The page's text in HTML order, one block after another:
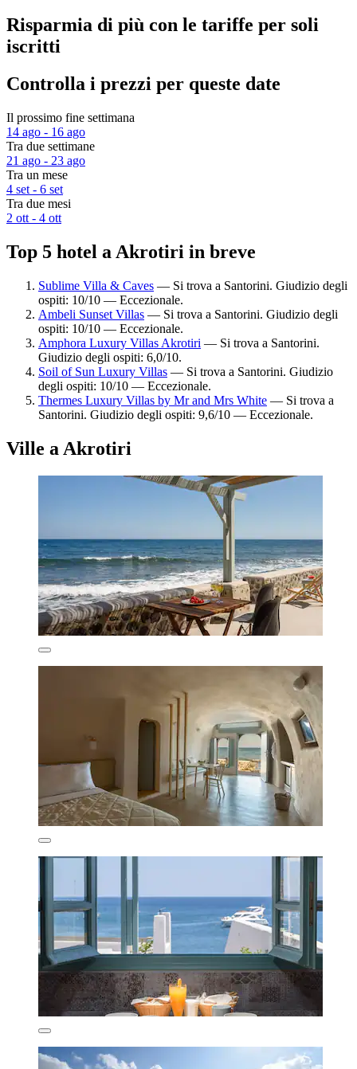
Risparmia di più con le tariffe per soli
iscritti
Controlla i prezzi per queste date
Il prossimo fine settimana
14 ago - 16 ago
Tra due settimane
21 ago - 23 ago
Tra un mese
4 set - 6 set
Tra due mesi
2 ott - 4 ott
Top 5 hotel a Akrotiri in breve
Sublime Villa & Caves — Si trova a Santorini. Giudizio degli
ospiti: 10/10 — Eccezionale.
Ambeli Sunset Villas — Si trova a Santorini. Giudizio degli
ospiti: 10/10 — Eccezionale.
Amphora Luxury Villas Akrotiri — Si trova a Santorini.
Giudizio degli ospiti: 6,0/10.
Soil of Sun Luxury Villas — Si trova a Santorini. Giudizio
degli ospiti: 10/10 — Eccezionale.
Thermes Luxury Villas by Mr and Mrs White — Si trova a
Santorini. Giudizio degli ospiti: 9,6/10 — Eccezionale.
Ville a Akrotiri